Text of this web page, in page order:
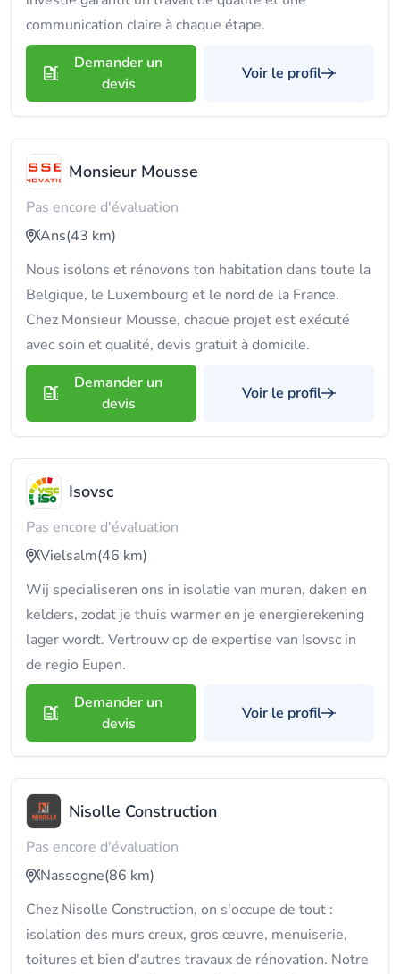
communication claire à chaque étape.
Demander un
devis
Voir le profil
Monsieur Mousse
Pas encore d'évaluation
Ans(43 km)
Nous isolons et rénovons ton habitation dans toute la
Belgique, le Luxembourg et le nord de la France.
Chez Monsieur Mousse, chaque projet est exécuté
avec soin et qualité, devis gratuit à domicile.
Demander un
devis
Voir le profil
Isovsc
Pas encore d'évaluation
Vielsalm(46 km)
Wij specialiseren ons in isolatie van muren, daken en
kelders, zodat je thuis warmer en je energierekening
lager wordt. Vertrouw op de expertise van Isovsc in
de regio Eupen.
Demander un
devis
Voir le profil
Nisolle Construction
Pas encore d'évaluation
Nassogne(86 km)
Chez Nisolle Construction, on s'occupe de tout :
isolation des murs creux, gros œuvre, menuiserie,
toitures et bien d'autres travaux de rénovation. Notre